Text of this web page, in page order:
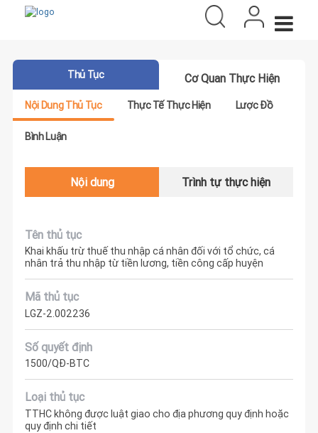
Thủ Tục Cơ Quan Thực Hiện
Nội Dung Thủ Tục Thực Tế Thực Hiện Lược Đồ
Bình Luận
Nội dung Trình tự thực hiện
Tên thủ tục
Khai khấu trừ thuế thu nhập cá nhân đối với tổ chức, cá
nhân trả thu nhập từ tiền lương, tiền công cấp huyện
Mã thủ tục
LGZ-2.002236
Số quyết định
1500/QĐ-BTC
Loại thủ tục
TTHC không được luật giao cho địa phương quy định hoặc
quy định chi tiết